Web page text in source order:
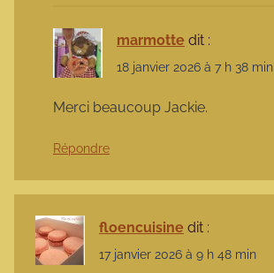
marmotte dit :
18 janvier 2026 à 7 h 38 min
Merci beaucoup Jackie.
Répondre
floencuisine dit :
17 janvier 2026 à 9 h 48 min